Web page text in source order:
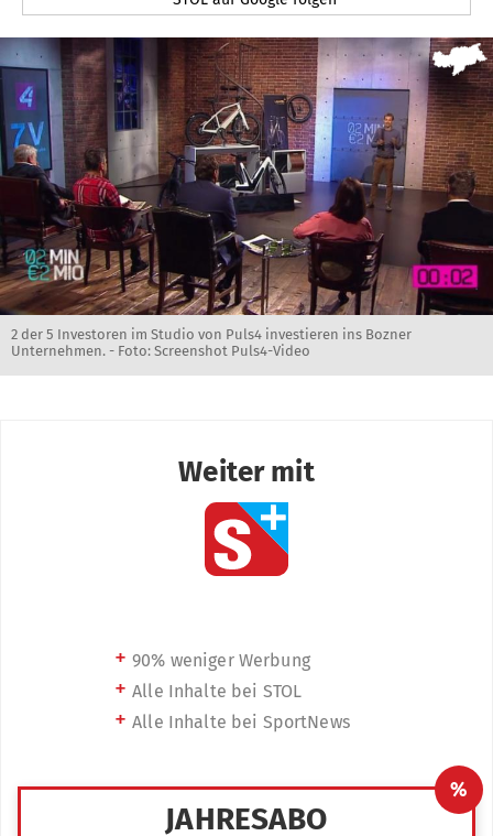
2 der 5 Investoren im Studio von Puls4 investieren ins Bozner
Unternehmen. - Foto: Screenshot Puls4-Video